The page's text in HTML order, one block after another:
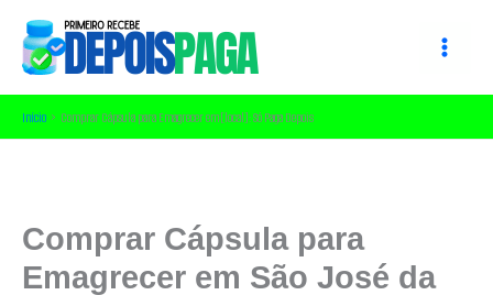
para
conteúdo
Início Comprar Cápsula para Emagrecer em [local]: Só Paga Depois
Comprar Cápsula para
Emagrecer em São José da